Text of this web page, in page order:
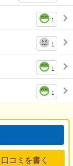
1
1
1
1
口コミを書く